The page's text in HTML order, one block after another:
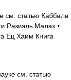
см. статью Каббала
Разиэль Малах •
Ец Хаим Книга
см. статью